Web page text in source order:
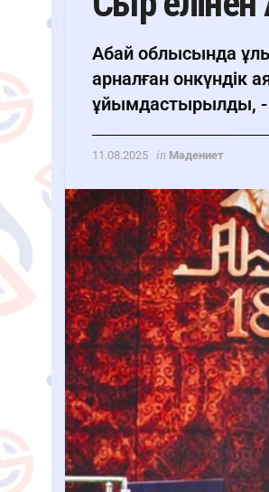
Абай облысында
арналған онкүндік
ұйымдастырылды, -
11.08.2025 in Мәдениет